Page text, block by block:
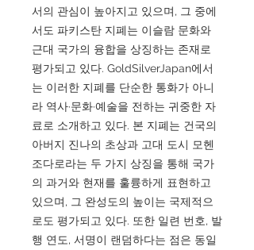
서의 관심이 높아지고 있으며, 그 중에
서도 파키스탄 지폐는 이슬람 문화와
근대 국가의 융합을 상징하는 존재로
평가되고 있다. GoldSilverJapan에서
는 이러한 지폐를 단순한 통화가 아니
라 역사·문화·예술을 전하는 귀중한 자
료로 소개하고 있다. 본 지폐는 건국의
아버지 진나의 초상과 고대 도시 모헨
조다로라는 두 가지 상징을 통해 국가
의 과거와 현재를 훌륭하게 표현하고
있으며, 그 완성도의 높이는 국제적으
로도 평가되고 있다. 또한 일련 번호, 발
행 연도, 서명이 랜덤하다는 점은 동일